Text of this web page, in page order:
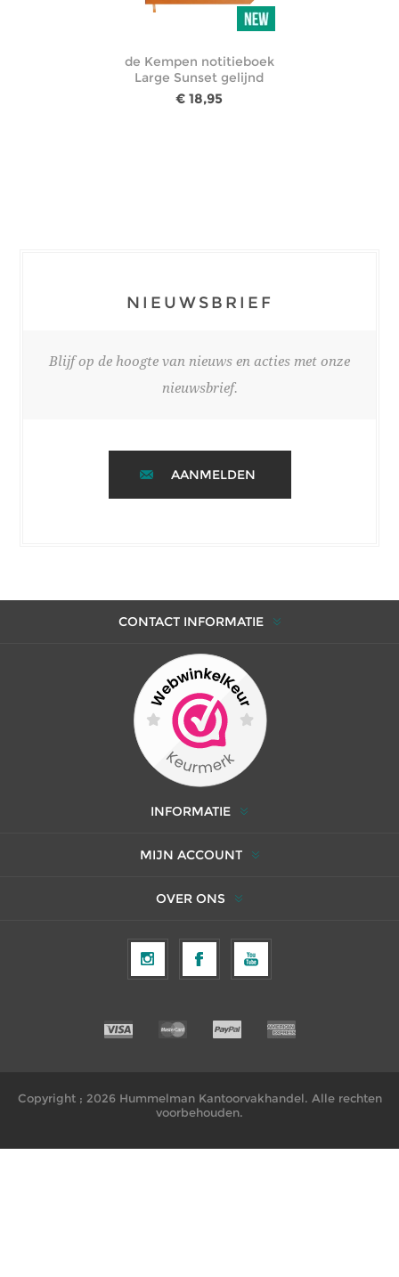
de Kempen notitieboek
Large Sunset gelijnd
€ 18,95
NIEUWSBRIEF
Blijf op de hoogte van nieuws en acties met onze
nieuwsbrief.
AANMELDEN
CONTACT INFORMATIE
INFORMATIE
MIJN ACCOUNT
OVER ONS
Copyright ; 2026 Hummelman Kantoorvakhandel. Alle rechten
voorbehouden.